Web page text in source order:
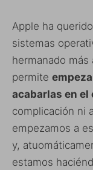
Apple ha
sistemas
hermanado más
permite
acabarlas en el
complicación ni
empezamos a
y,
estamos